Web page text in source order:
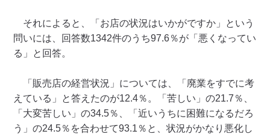
それによると、「お店の状況はいかがですか」という
問いには、回答数1342件のうち97.6％が「悪くなってい
る」と回答。
「販売店の経営状況」については、「廃業をすでに考
えている」と答えたのが12.4％。「苦しい」の21.7％、
「大変苦しい」の34.5％、「近いうちに困難になるだろ
う」の24.5％を合わせて93.1％と、状況がかなり悪化し